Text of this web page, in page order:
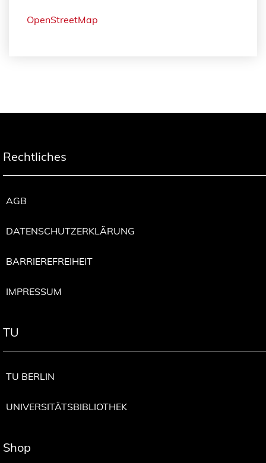
OpenStreetMap
Rechtliches
AGB
DATENSCHUTZERKLÄRUNG
BARRIEREFREIHEIT
IMPRESSUM
TU
TU BERLIN
UNIVERSITÄTSBIBLIOTHEK
Shop